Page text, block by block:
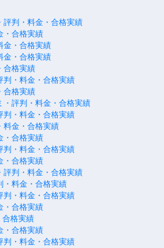
評判・料金・合格実績
・合格実績
金・合格実績
金・合格実績
合格実績
判・料金・合格実績
合格実績
・評判・料金・合格実績
判・料金・合格実績
料金・合格実績
・合格実績
判・料金・合格実績
・合格実績
評判・料金・合格実績
・料金・合格実績
判・料金・合格実績
・合格実績
合格実績
・合格実績
判・料金・合格実績